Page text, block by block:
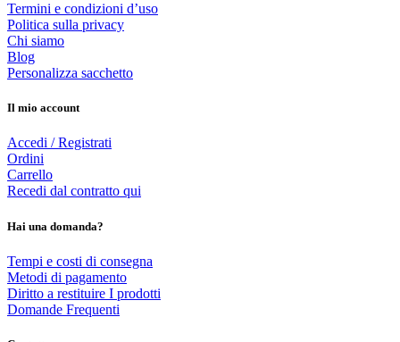
Termini e condizioni d’uso
Politica sulla privacy
Chi siamo
Blog
Personalizza sacchetto
Il mio account
Accedi / Registrati
Ordini
Carrello
Recedi dal contratto qui
Hai una domanda?
Tempi e costi di consegna
Metodi di pagamento
Diritto a restituire I prodotti
Domande Frequenti